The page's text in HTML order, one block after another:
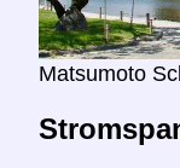
Matsumoto